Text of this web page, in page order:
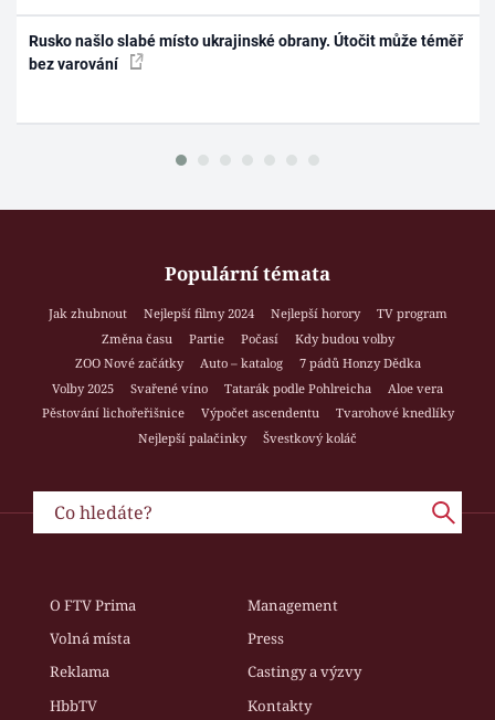
Rusko našlo slabé místo ukrajinské obrany. Útočit může téměř
bez varování
Populární témata
Jak zhubnout Nejlepší filmy 2024 Nejlepší horory
TV program
Změna času
Partie Počasí
Kdy budou volby
ZOO Nové začátky
Auto – katalog
7 pádů Honzy Dědka
Volby 2025
Svařené víno Tatarák podle Pohlreicha
Aloe vera
Pěstování lichořeřišnice
Výpočet ascendentu
Tvarohové knedlíky
Nejlepší palačinky
Švestkový koláč
O FTV Prima
Management
Volná místa
Press
Reklama
Castingy a výzvy
HbbTV
Kontakty